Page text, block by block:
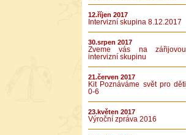
12.říjen 2017
Intervizní skupina 8.12.2017
30.srpen 2017
Zveme vás na zářijovou
intervizní skupinu
21.červen 2017
Kit Poznáváme svět pro děti
0-6
23.květen 2017
Výroční zpráva 2016